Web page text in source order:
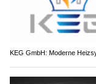
KEG GmbH: Moderne